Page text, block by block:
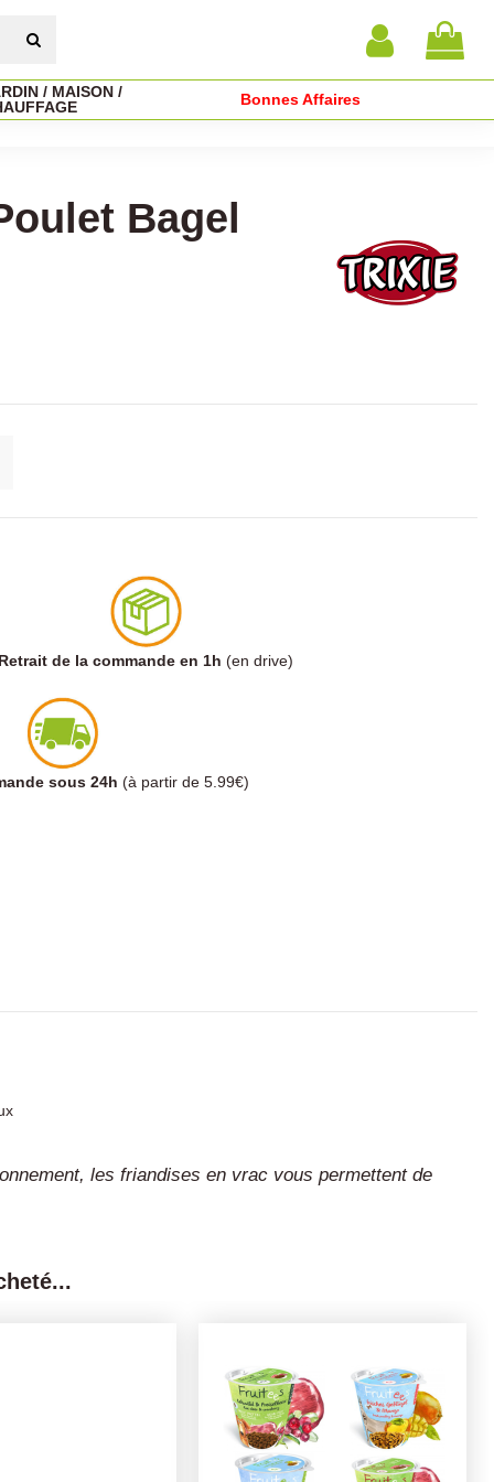
/ MAISON /
Bonnes Affaires
Bagel
Retrait de la commande en 1h (en drive)
sous 24h (à partir de 5.99€)
les friandises en vrac vous permettent de